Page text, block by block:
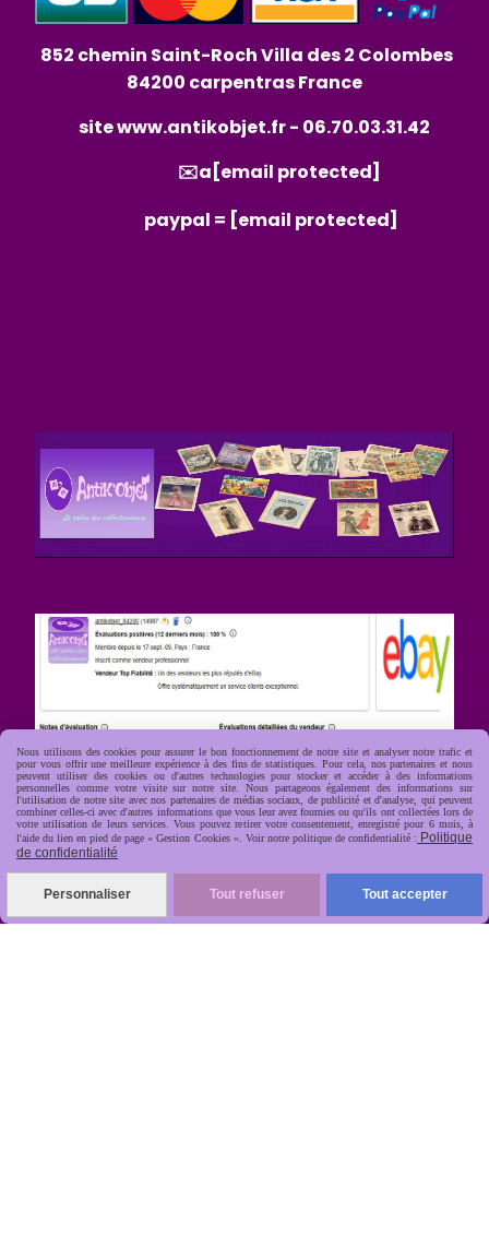
852 chemin Saint-Roch Villa des 2 Colombes
84200 carpentras France
sitewww.antikobjet.fr- 06.70.03.31.42
✉️a [email protected]
paypal = [email protected]
Rapide, soignée, sécurisée
Nous utilisons des cookies pour assurer le bon fonctionnement de notre site et analyser notre trafic et
pour vous offrir une meilleure expérience à des fins de statistiques. Pour cela, nos partenaires et nous
peuvent utiliser des cookies ou d'autres technologies pour stocker et accéder à des informations
personnelles comme votre visite sur notre site. Nous partageons également des informations sur
l'utilisation de notre site avec nos partenaires de médias sociaux, de publicité et d'analyse, qui peuvent
combiner celles-ci avec d'autres informations que vous leur avez fournies ou qu'ils ont collectées lors de
votre utilisation de leurs services. Vous pouvez retirer votre consentement, enregistré pour 6 mois, à
l'aide du lien en pied de page « Gestion Cookies ». Voir notre politique de confidentialité : Politique
de confidentialité
Personnaliser Tout refuser Tout accepter